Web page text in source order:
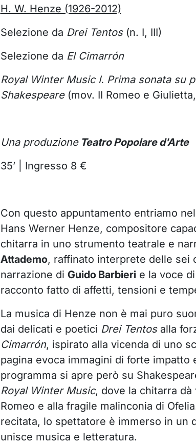
H. W. Henze (1926-2012)
Selezione da Drei Tentos(n. I, III)
Selezione da El Cimarrón
Royal Winter Music I. Prima sonata su
Shakespeare(mov. II Romeo e
Una produzioneTeatro Popolare d'Arte
35’ | Ingresso 8 €
Con questo appuntamento entriamo
Hans Werner Henze, compositore
chitarra in uno strumento teatrale e
Attademo, raffinato interprete delle sei
narrazione di Guido Barbierie la voce di
racconto fatto di affetti, tensioni e
La musica di Henze non è mai puro
dai delicati e poetici Drei Tentosalla
Cimarrón, ispirato alla vicenda di uno
pagina evoca immagini di forte impatto
programma si apre però su
Royal Winter Music, dove la chitarra dà
Romeo e alla fragile malinconia di
recitata, lo spettatore è immerso in un
unisce musica e letteratura.